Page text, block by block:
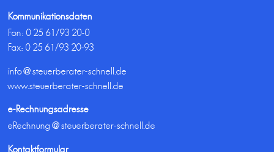
Kommunikationsdaten
Fon:0 25 61/93 20-0
Fax: 0 25 61/93 20-93
info@steuerberater-schnell.de
www.steuerberater-schnell.de
e-Rechnungsadresse
eRechnung@steuerberater-schnell.de
Kontaktformular